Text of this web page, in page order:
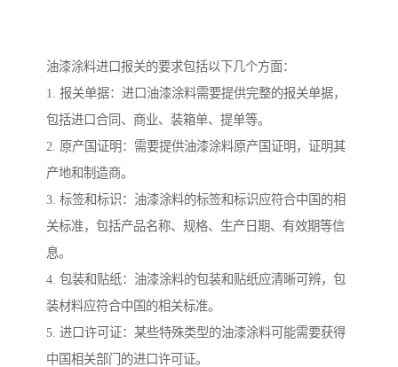
油漆涂料进口报关的要求包括以下几个方面：
1. 报关单据：进口油漆涂料需要提供完整的报关单据，
包括进口合同、商业、装箱单、提单等。
2. 原产国证明：需要提供油漆涂料原产国证明，证明其
产地和制造商。
3. 标签和标识：油漆涂料的标签和标识应符合中国的相
关标准，包括产品名称、规格、生产日期、有效期等信
息。
4. 包装和贴纸：油漆涂料的包装和贴纸应清晰可辨，包
装材料应符合中国的相关标准。
5. 进口许可证：某些特殊类型的油漆涂料可能需要获得
中国相关部门的进口许可证。